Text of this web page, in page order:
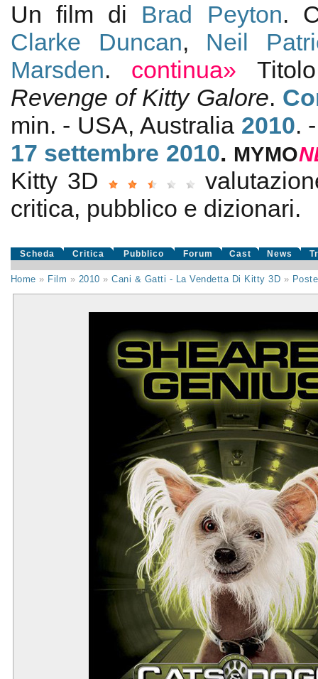
Un film di Brad Peyton.
Clarke Duncan, Neil
Marsden. continua»
Revenge of Kitty Galore.
min. - USA, Australia 2010.
17 settembre 2010. MYMO
Kitty 3D
critica, pubblico e dizionari.
Scheda Critica Pubblico Forum Cast News
Home » Film » 2010 »Cani & Gatti - La Vendetta Di Kitty 3D »